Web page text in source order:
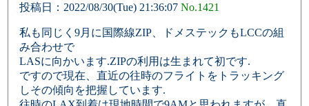
投稿日：2022/08/30(Tue) 21:36:07 No.1421
私も同じく9月に国際線ZIP、ドメステックもLCCの組
み合わせで
LASに向かいます.ZIPの利用は生まれて初です.
ですので現在、直近の往時のフライトをトラッキング
しその傾向を把握しています.